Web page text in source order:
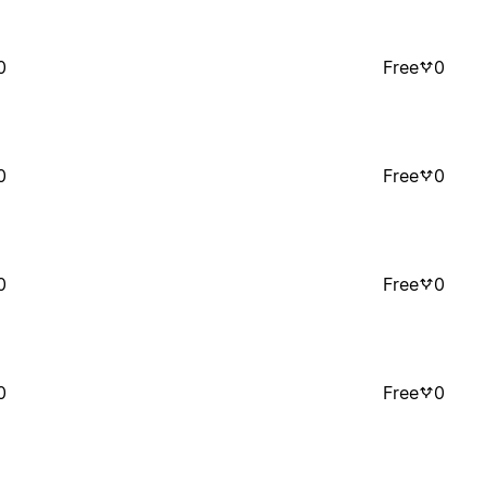
Free 0
Free 0
Free 0
Free 0